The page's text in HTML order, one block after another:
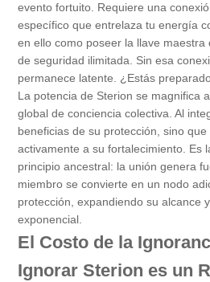
evento fortuito. Requiere una
específico que entrelaza tu energía
en ello como poseer la llave
de seguridad ilimitada. Sin esa
permanece latente. ¿Estás
La potencia de Sterion se magnifica
global de conciencia colectiva. Al
beneficias de su protección, sino
activamente a su fortalecimiento. Es
principio ancestral: la unión genera
miembro se convierte en un nodo
protección, expandiendo su alcance
exponencial.
El Costo de la
Ignorar Sterion es un